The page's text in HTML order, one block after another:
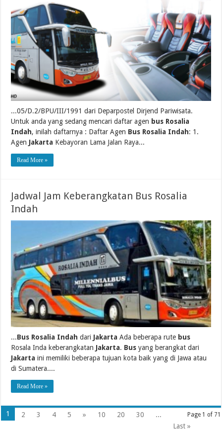
...05/D.2/BPU/III/1991 dari Deparpostel Dirjend Pariwisata.
Untuk anda yang sedang mencari daftar agen bus Rosalia
Indah, inilah daftarnya : Daftar Agen Bus Rosalia Indah: 1.
Agen Jakarta Kebayoran Lama Jalan Raya...
Read More »
Jadwal Jam Keberangkatan Bus Rosalia
Indah
...Bus Rosalia Indah dari Jakarta Ada beberapa rute bus
Rosala Inda keberangkatan Jakarta. Bus yang berangkat dari
Jakarta ini memiliki beberapa tujuan kota baik yang di Jawa atau
di Sumatera....
Read More »
Page 1 of 71
1 2 3 4 5 » 10 20 30
...
Last »